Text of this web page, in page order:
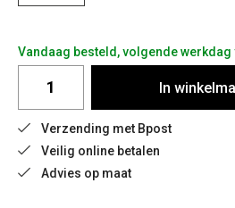
Vandaag besteld, volgende werkdag
In
Verzending met Bpost
Veilig online betalen
Advies op maat